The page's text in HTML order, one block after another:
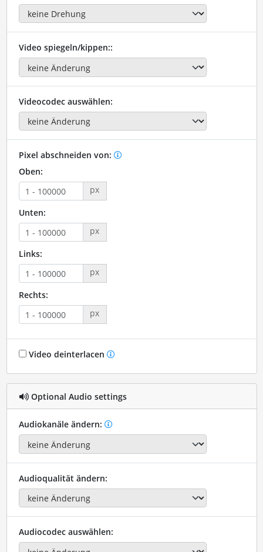
Video spiegeln/kippen::
Videocodec auswählen:
Pixel abschneiden von:
Oben:
px
Unten:
px
Links:
px
Rechts:
px
Video deinterlacen
Optional Audio settings
Audiokanäle ändern:
Audioqualität ändern:
Audiocodec auswählen: